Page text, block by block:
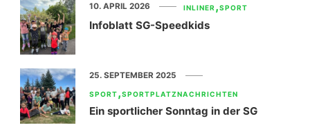
INLINER SPORT
Infoblatt SG-Speedkids
10. APRIL 2026
SPORT SPORTPLATZNACHRICHTEN
Ein sportlicher Sonntag in der SG
25. SEPTEMBER 2025